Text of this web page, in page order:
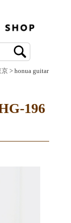
京> honua guitar
196